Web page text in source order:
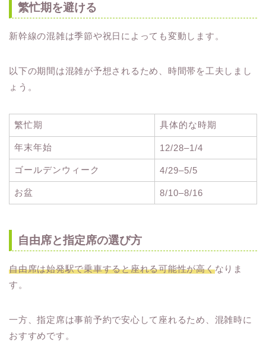
繁忙期を避ける
新幹線の混雑は季節や祝日によっても変動します。
以下の期間は混雑が予想されるため、時間帯を工夫しまし
ょう。
繁忙期 具体的な時期
年末年始 12/28–1/4
ゴールデンウィーク 4/29–5/5
お盆 8/10–8/16
自由席と指定席の選び方
自由席は始発駅で乗車すると座れる可能性が高くなりま
す。
一方、指定席は事前予約で安心して座れるため、混雑時に
おすすめです。